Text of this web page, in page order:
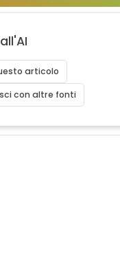
articolo
con altre fonti